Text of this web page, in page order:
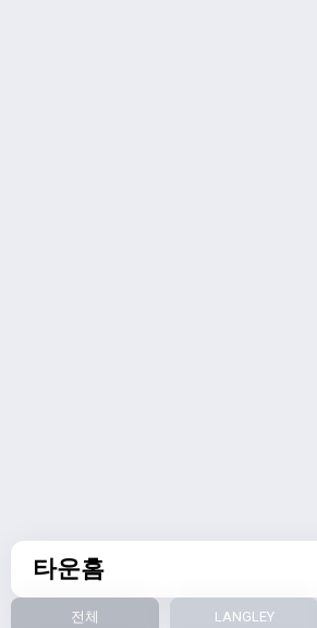
타운홈
전체 LANGLEY